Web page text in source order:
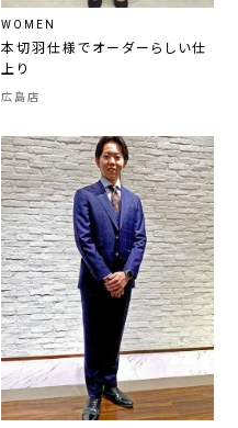
WOMEN
本切羽仕様でオーダーらしい仕
上り
広島店